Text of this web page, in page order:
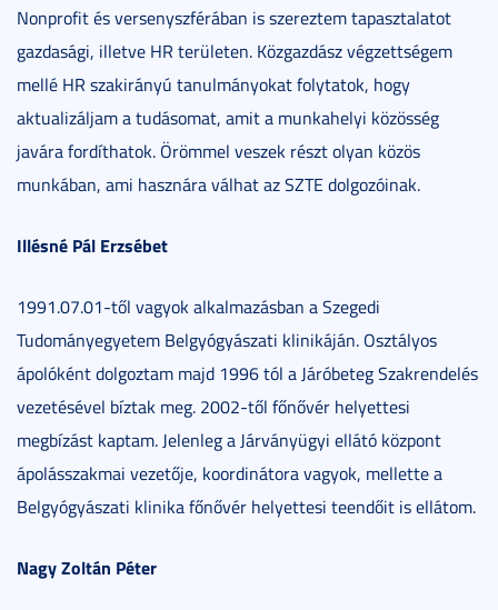
Nonprofit és versenyszférában is szereztem tapasztalatot
gazdasági, illetve HR területen. Közgazdász végzettségem
mellé HR szakirányú tanulmányokat folytatok, hogy
aktualizáljam a tudásomat, amit a munkahelyi közösség
javára fordíthatok. Örömmel veszek részt olyan közös
munkában, ami hasznára válhat az SZTE dolgozóinak.
Illésné Pál Erzsébet
1991.07.01-től vagyok alkalmazásban a Szegedi
Tudományegyetem Belgyógyászati klinikáján. Osztályos
ápolóként dolgoztam majd 1996 tól a Járóbeteg Szakrendelés
vezetésével bíztak meg. 2002-től főnővér helyettesi
megbízást kaptam. Jelenleg a Járványügyi ellátó központ
ápolásszakmai vezetője, koordinátora vagyok, mellette a
Belgyógyászati klinika főnővér helyettesi teendőit is ellátom.
Nagy Zoltán Péter